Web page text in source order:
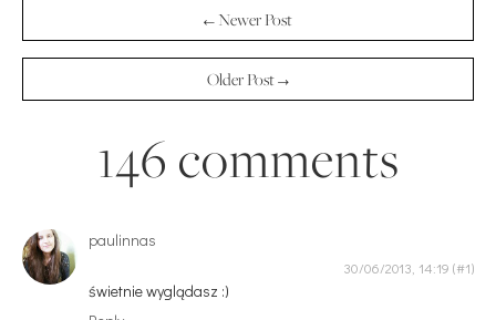
← Newer Post
Older Post →
146 comments
paulinnas
30/06/2013, 14:19
świetnie wyglądasz :)